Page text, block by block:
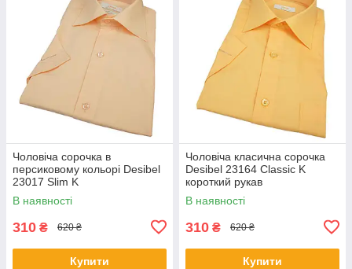
Чоловіча сорочка в
персиковому кольорі Desibel
23017 Slim K
В наявності
310 ₴ 620 ₴
Купити
Чоловіча класична сорочка
Desibel 23164 Classic K
короткий рукав
В наявності
310 ₴ 620 ₴
Купити